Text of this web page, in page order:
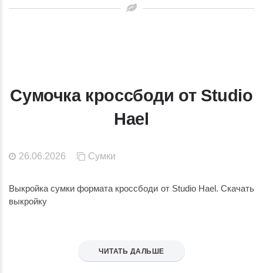
Сумочка кроссбоди от Studio
Hael
26.06.2026 Сумки
Выкройка сумки формата кроссбоди от Studio Hael. Скачать
выкройку
ЧИТАТЬ ДАЛЬШЕ